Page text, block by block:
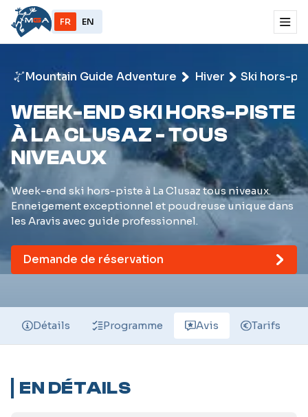
FR EN
Mountain Guide Adventure Hiver Ski hors-
WEEK-END SKI HORS-PISTE
À LA CLUSAZ - TOUS
NIVEAUX
Week-end ski hors-piste à La Clusaz tous niveaux.
Enneigement exceptionnel et poudreuse unique dans
les Aravis avec guide professionnel.
Demande de réservation
Détails Programme Avis Tarifs
EN DÉTAILS